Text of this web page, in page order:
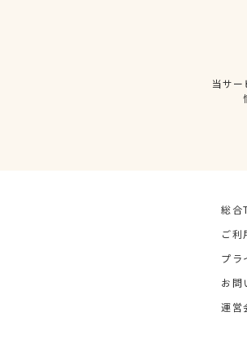
当サ
総合
ご利
プラ
お問
運営